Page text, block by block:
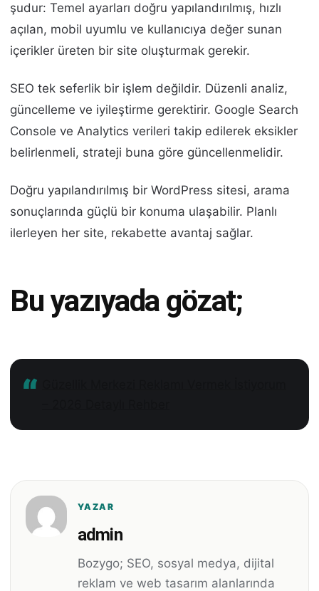
şudur: Temel ayarları doğru yapılandırılmış, hızlı
açılan, mobil uyumlu ve kullanıcıya değer sunan
içerikler üreten bir site oluşturmak gerekir.
SEO tek seferlik bir işlem değildir. Düzenli analiz,
güncelleme ve iyileştirme gerektirir. Google Search
Console ve Analytics verileri takip edilerek eksikler
belirlenmeli, strateji buna göre güncellenmelidir.
Doğru yapılandırılmış bir WordPress sitesi, arama
sonuçlarında güçlü bir konuma ulaşabilir. Planlı
ilerleyen her site, rekabette avantaj sağlar.
Bu yazıyada gözat;
YAZAR
admin
Bozygo; SEO, sosyal medya, dijital
reklam ve web tasarım alanlarında